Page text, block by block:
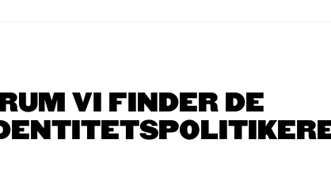
VI FINDER DE